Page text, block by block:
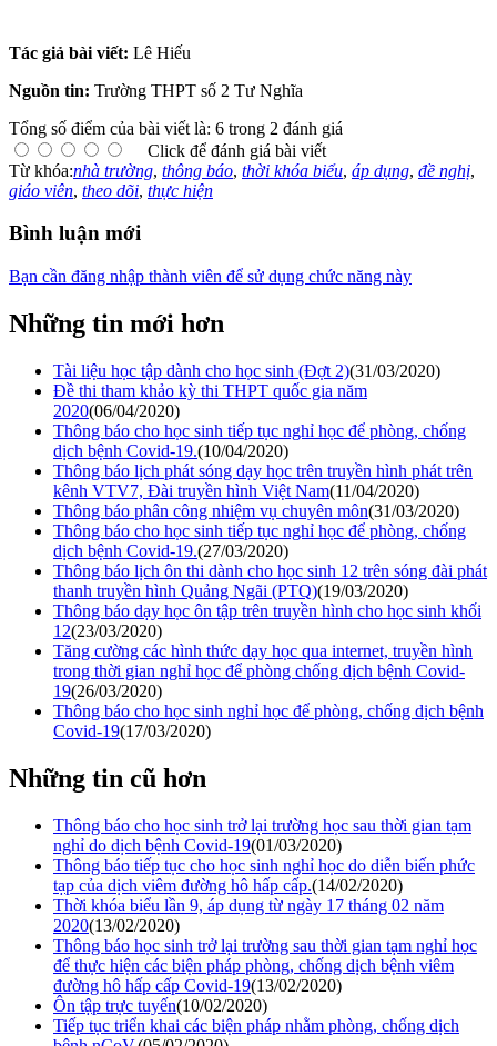
Tác giả bài viết: Lê Hiếu
Nguồn tin: Trường THPT số 2 Tư Nghĩa
Tổng số điểm của bài viết là: 6 trong 2 đánh giá
Click để đánh giá bài viết
Từ khóa:nhà trường, thông báo, thời khóa biểu, áp dụng, đề nghị,
giáo viên, theo dõi, thực hiện
Bình luận mới
Bạn cần đăng nhập thành viên để sử dụng chức năng này
Những tin mới hơn
Tài liệu học tập dành cho học sinh (Đợt 2)(31/03/2020)
Đề thi tham khảo kỳ thi THPT quốc gia năm
2020(06/04/2020)
Thông báo cho học sinh tiếp tục nghỉ học để phòng, chống
dịch bệnh Covid-19.(10/04/2020)
Thông báo lịch phát sóng dạy học trên truyền hình phát trên
kênh VTV7, Đài truyền hình Việt Nam(11/04/2020)
Thông báo phân công nhiệm vụ chuyên môn(31/03/2020)
Thông báo cho học sinh tiếp tục nghỉ học để phòng, chống
dịch bệnh Covid-19.(27/03/2020)
Thông báo lịch ôn thi dành cho học sinh 12 trên sóng đài phát
thanh truyền hình Quảng Ngãi (PTQ)(19/03/2020)
Thông báo dạy học ôn tập trên truyền hình cho học sinh khối
12(23/03/2020)
Tăng cường các hình thức dạy học qua internet, truyền hình
trong thời gian nghỉ học để phòng chống dịch bệnh Covid-
19(26/03/2020)
Thông báo cho học sinh nghỉ học để phòng, chống dịch bệnh
Covid-19(17/03/2020)
Những tin cũ hơn
Thông báo cho học sinh trở lại trường học sau thời gian tạm
nghỉ do dịch bệnh Covid-19(01/03/2020)
Thông báo tiếp tục cho học sinh nghỉ học do diễn biến phức
tạp của dịch viêm đường hô hấp cấp.(14/02/2020)
Thời khóa biểu lần 9, áp dụng từ ngày 17 tháng 02 năm
2020(13/02/2020)
Thông báo học sinh trở lại trường sau thời gian tạm nghỉ học
để thực hiện các biện pháp phòng, chống dịch bệnh viêm
đường hô hấp cấp Covid-19(13/02/2020)
Ôn tập trực tuyến(10/02/2020)
Tiếp tục triển khai các biện pháp nhằm phòng, chống dịch